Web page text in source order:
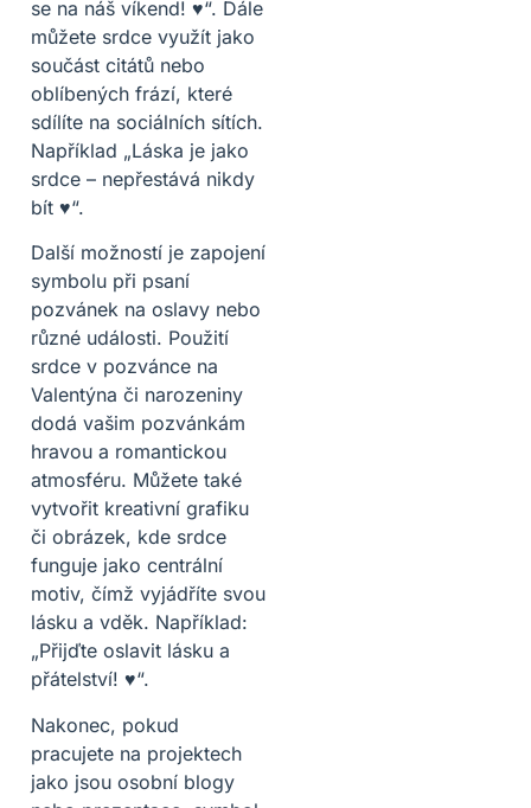
se na náš víkend! ♥“. Dále
můžete srdce využít jako
součást citátů nebo
oblíbených frází, které
sdílíte na sociálních sítích.
Například „Láska je jako
srdce – nepřestává nikdy
bít ♥“.
Další možností je zapojení
symbolu při psaní
pozvánek na oslavy nebo
různé události. Použití
srdce v pozvánce na
Valentýna či narozeniny
dodá vašim pozvánkám
hravou a romantickou
atmosféru. Můžete také
vytvořit kreativní grafiku
či obrázek, kde srdce
funguje jako centrální
motiv, čímž vyjádříte svou
lásku a vděk. Například:
„Přijďte oslavit lásku a
přátelství! ♥“.
Nakonec, pokud
pracujete na projektech
jako jsou osobní blogy